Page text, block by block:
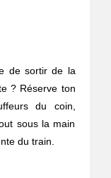
de sortir de la
? Réserve ton
du coin,
sous la main
du train.